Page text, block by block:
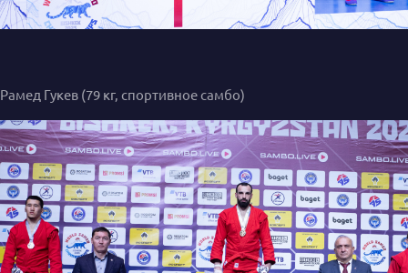
Рамед Гукев (79 кг, спортивное самбо)